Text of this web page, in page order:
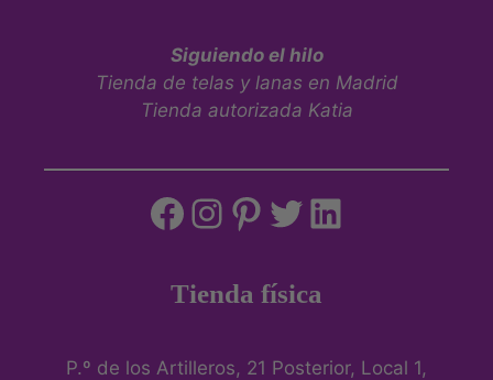
Siguiendo el hilo
Tienda de telas y lanas en Madrid
Tienda autorizada Katia
Facebook
Instagram
Pinterest
Twitter
LinkedIn
Tienda física
P.º de los Artilleros, 21 Posterior, Local 1,